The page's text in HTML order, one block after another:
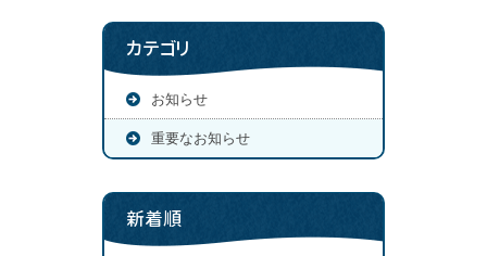
カテゴリ
お知らせ
重要なお知らせ
新着順